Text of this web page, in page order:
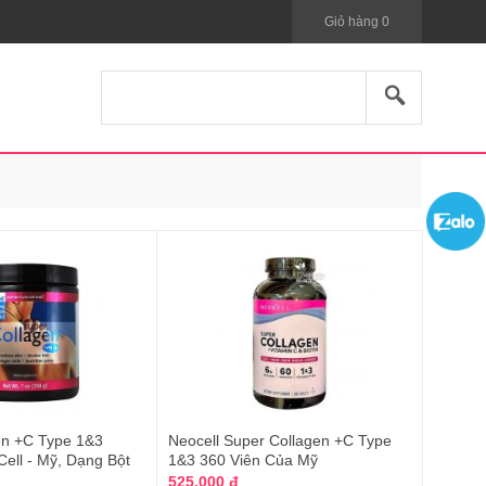
Giỏ hàng 0
+C Type 1&3
- Mỹ, Dạng Bột
Neocell Super Collagen +C Type
1&3 360 Viên Của Mỹ
525.000 đ